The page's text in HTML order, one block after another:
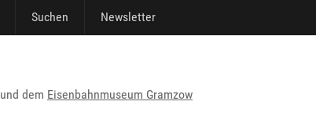
Suchen Newsletter
und dem Eisenbahnmuseum Gramzow